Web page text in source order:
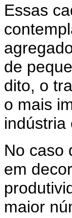
Essas
de
dito, o
o mais
indústria
No caso
em
maior